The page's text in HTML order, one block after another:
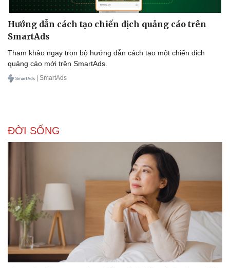
Hướng dẫn cách tạo chiến dịch quảng cáo trên
SmartAds
Tham khảo ngay trọn bộ hướng dẫn cách tạo một chiến dịch
quảng cáo mới trên SmartAds.
| SmartAds
ĐỜI SỐNG